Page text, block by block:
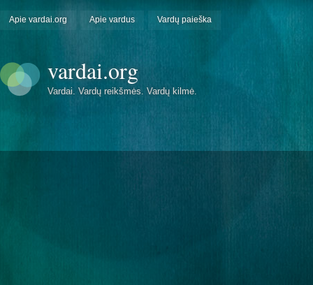
Apie vardai.org Apie vardus Vardų paieška
vardai.org
Vardai. Vardų reikšmės. Vardų kilmė.